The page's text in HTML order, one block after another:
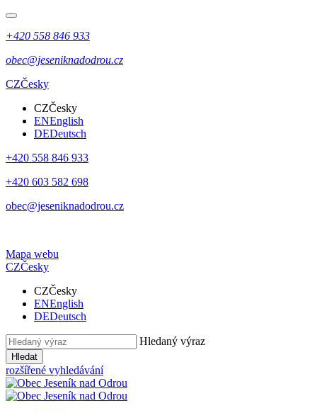
+420 558 846 933
obec@jeseniknadodrou.cz
CZČesky
CZČesky
ENEnglish
DEDeutsch
+420 558 846 933
+420 603 582 698
obec@jeseniknadodrou.cz
Mapa webu
CZČesky
CZČesky
ENEnglish
DEDeutsch
Hledaný výraz
Hledat
rozšířené vyhledávání